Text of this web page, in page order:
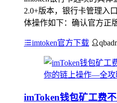
2.0+版本，银行卡管理入
体操作如下：确认官方正
imtoken官方下载
imToken钱包矿工费